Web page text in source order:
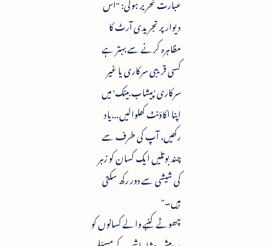
دیوار پر تجریدی آرٹ کا
مظاہرہ کرنے سے بہتر ہے
کسی قریبی سرکاری یا غیر
سرکاری 'پیشاب بینک' میں
اپنا اکاؤنٹ کھلوالیں...یاد
رکھیں، آپ کی طرف سے
چند بوتلیں ایک کسان کو زہر
کی شیشی سے دور رکھ سکتی
ہیں۔"
چھوٹے کنبے والے کسانوں کو